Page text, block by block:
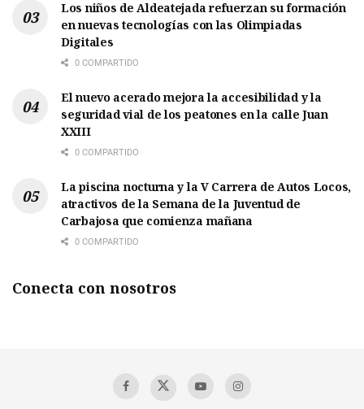
Los niños de Aldeatejada refuerzan su formación
en nuevas tecnologías con las Olimpiadas
Digitales
0 COMPARTIDO
El nuevo acerado mejora la accesibilidad y la
seguridad vial de los peatones en la calle Juan
XXIII
0 COMPARTIDO
La piscina nocturna y la V Carrera de Autos Locos,
atractivos de la Semana de la Juventud de
Carbajosa que comienza mañana
0 COMPARTIDO
Conecta con nosotros